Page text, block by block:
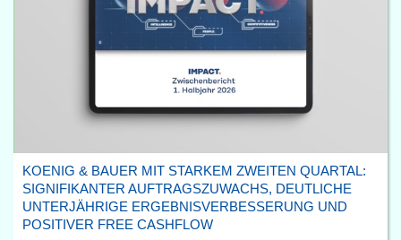
KOENIG & BAUER MIT STARKEM ZWEITEN QUARTAL:
SIGNIFIKANTER AUFTRAGSZUWACHS, DEUTLICHE
UNTERJÄHRIGE ERGEBNISVERBESSERUNG UND
POSITIVER FREE CASHFLOW